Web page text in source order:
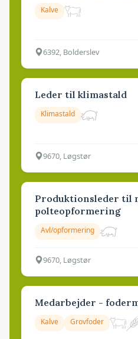
Kalve
6392, Bolderslev
Leder til klimastald
Klimastald
9670, Løgstør
Produktionsleder til
polteopformering
Avl/opformering
9670, Løgstør
Medarbejder -
Kalve Grovfoder